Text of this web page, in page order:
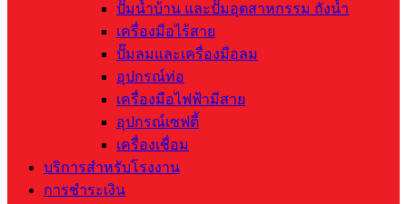
ปั๊มน้ำบ้าน และปั๊มอุตสาหกรรม ถังน้ำ
เครื่องมือไร้สาย
ปั๊มลมและเครื่องมือลม
อุปกรณ์ท่อ
เครื่องมือไฟฟ้ามีสาย
อุปกรณ์เซฟตี้
เครื่องเชื่อม
บริการสำหรับโรงงาน
การชำระเงิน